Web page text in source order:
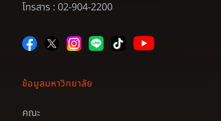
โทรสาร : 02-904-2200
ข้อมูลมหาวิทยาลัย
คณะ